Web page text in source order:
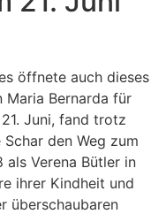
öffnete auch dieses
Maria Bernarda für
Juni, fand trotz
den Weg zum
als Verena Bütler in
ihrer Kindheit und
überschaubaren